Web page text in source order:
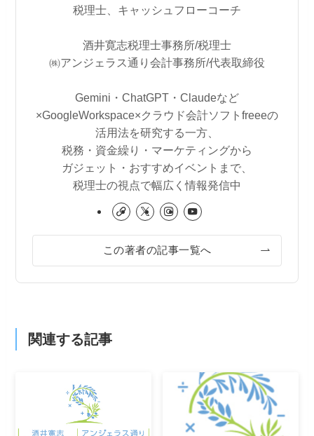
税理士、キャッシュフローコーチ
酒井寛志税理士事務所/税理士
㈱アンジェラス通り会計事務所/代表取締役
Gemini・ChatGPT・Claudeなど
×GoogleWorkspace×クラウド会計ソフトfreeeの
活用法を研究する一方、
税務・資金繰り・マーケティングから
ガジェット・おすすめイベントまで、
税理士の視点で幅広く情報発信中
この著者の記事一覧へ
関連する記事